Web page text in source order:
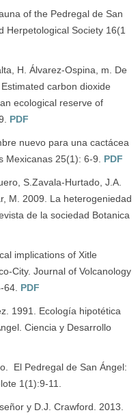
of the Pedregal de San
Herpetological Society 16(1
H. Álvarez-Ospina, m. De
carbon dioxide
ecological reserve of
PDF
nuevo para una cactácea
Mexicanas 25(1): 6-9. PDF
S.Zavala-Hurtado, J.A.
M. 2009. La heterogeniedad
de la sociedad Botanica
implications of Xitle
City. Journal of Volcanology
PDF
1991. Ecología hipotética
Ciencia y Desarrollo
El Pedregal de San Ángel:
1(1):9-11.
y D.J. Crawford. 2013.